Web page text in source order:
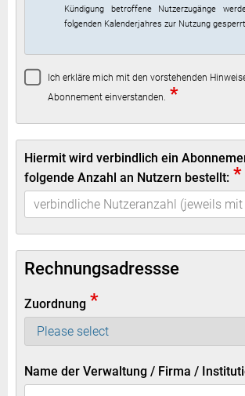
Kündigung betroffene Nutzerzugänge
folgenden Kalenderjahres zur Nutzung
Ich erkläre mich mit den vorstehenden
Abonnement einverstanden. *
Hiermit wird verbindlich ein
folgende Anzahl an Nutzern bestellt: *
Rechnungsadressse
Zuordnung *
Name der Verwaltung / Firma /